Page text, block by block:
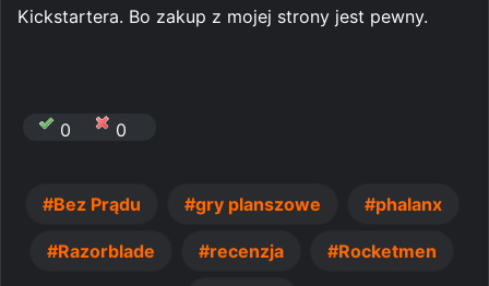
Kickstartera. Bo zakup z mojej strony jest pewny.
0 0
Bez Prądu gry planszowe phalanx
Razorblade recenzja Rocketmen